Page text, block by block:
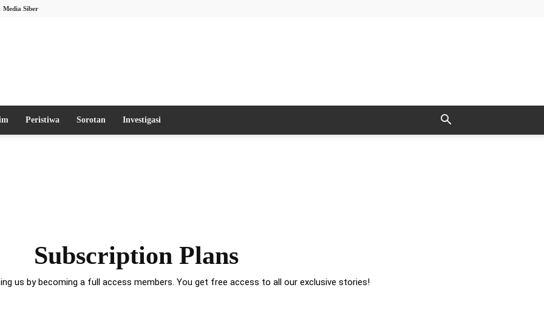
Media Siber
Peristiwa Sorotan Investigasi
Subscription Plans
us by becoming a full access members. You get free access to all our exclusive stories!